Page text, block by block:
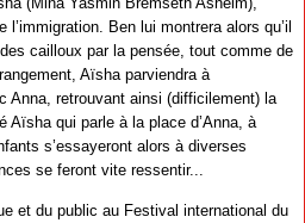
Ben lui montrera alors qu’il
cailloux par la pensée, tout comme de
Aïsha parviendra à
Anna, retrouvant ainsi (difficilement) la
Aïsha qui parle à la place d’Anna, à
s’essayeront alors à diverses
se feront vite ressentir...
et du public au Festival international du